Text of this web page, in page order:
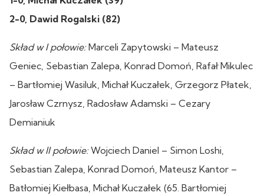
2-0, Dawid Rogalski (82)
Skład w I połowie:Marceli Zapytowski – Mateusz
Geniec, Sebastian Zalepa, Konrad Domoń, Rafał Mikulec
– Bartłomiej Wasiluk, Michał Kuczałek, Grzegorz Płatek,
Jarosław Czrnysz, Radosław Adamski – Cezary
Demianiuk
Skład w II połowie:Wojciech Daniel – Simon Loshi,
Sebastian Zalepa, Konrad Domoń, Mateusz Kantor –
Batłomiej Kiełbasa, Michał Kuczałek (65. Bartłomiej